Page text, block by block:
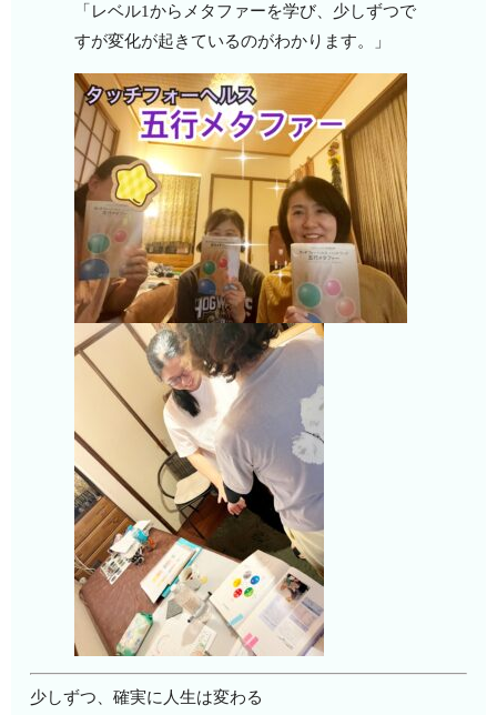
「レベル1からメタファーを学び、少しずつで
すが変化が起きているのがわかります。」
少しずつ、確実に人生は変わる